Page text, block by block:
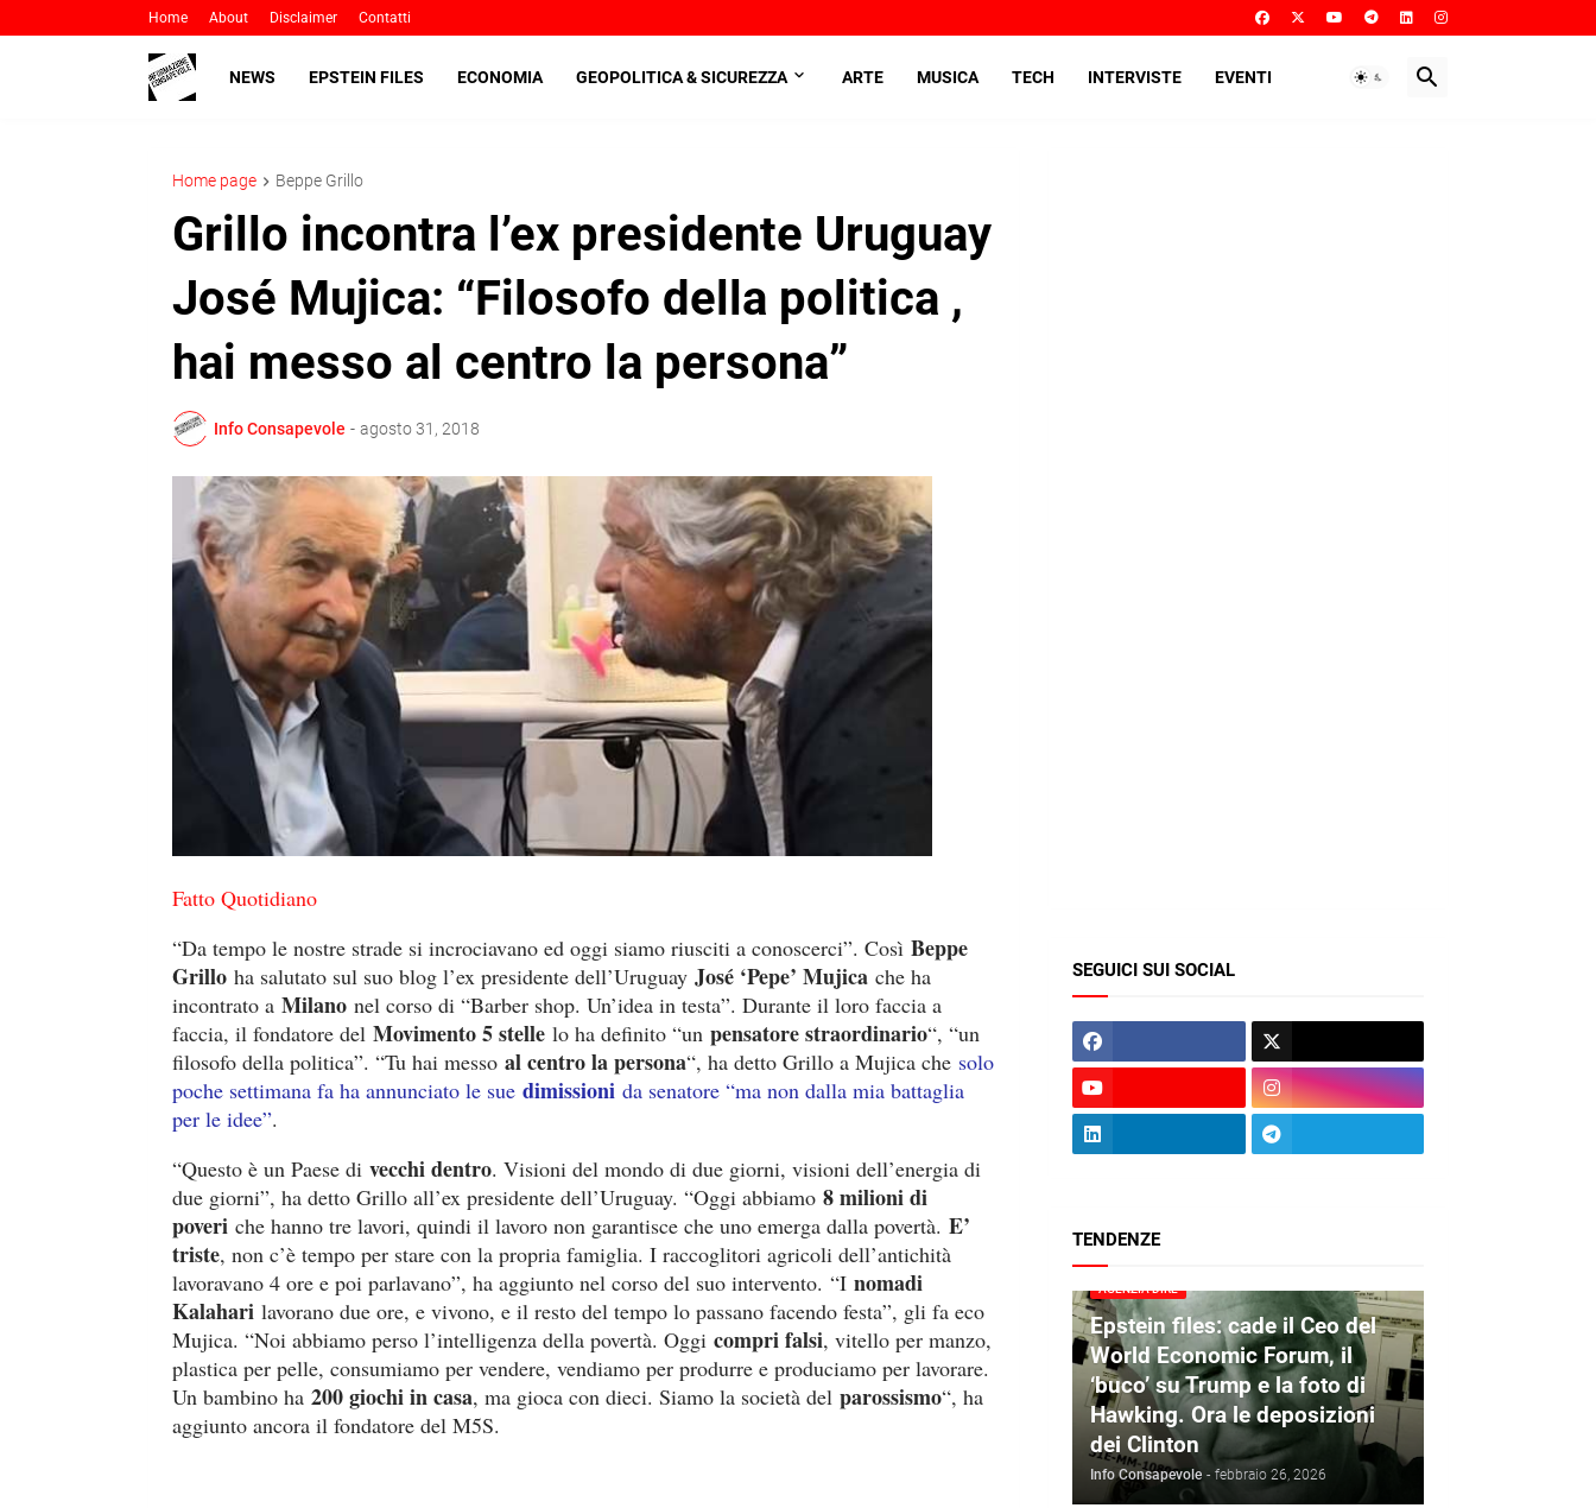
Home About Disclaimer Contatti
NEWS EPSTEIN FILES ECONOMIA GEOPOLITICA & SICUREZZA ARTE MUSICA TECH INTERVISTE EVENTI
Home page Beppe Grillo
Grillo incontra l’ex presidente Uruguay
José Mujica: “Filosofo della politica ,
hai messo al centro la persona”
Info Consapevole - agosto 31, 2018
Fatto Quotidiano
“Da tempo le nostre strade si incrociavano ed oggi siamo riusciti a conoscerci”. Così Beppe
Grillo ha salutato sul suo blog l’ex presidente dell’Uruguay José ‘Pepe’ Mujica che ha
incontrato a Milano nel corso di “Barber shop. Un’idea in testa”. Durante il loro faccia a
faccia, il fondatore del Movimento 5 stelle lo ha definito “un pensatore straordinario“, “un
filosofo della politica”. “Tu hai messo al centro la persona“, ha detto Grillo a Mujica che solo
poche settimana fa ha annunciato le sue dimissioni da senatore “ma non dalla mia battaglia
per le idee”.
“Questo è un Paese di vecchi dentro. Visioni del mondo di due giorni, visioni dell’energia di
due giorni”, ha detto Grillo all’ex presidente dell’Uruguay. “Oggi abbiamo 8 milioni di
poveri che hanno tre lavori, quindi il lavoro non garantisce che uno emerga dalla povertà. E’
triste, non c’è tempo per stare con la propria famiglia. I raccoglitori agricoli dell’antichità
lavoravano 4 ore e poi parlavano”, ha aggiunto nel corso del suo intervento. “I nomadi
Kalahari lavorano due ore, e vivono, e il resto del tempo lo passano facendo festa”, gli fa eco
Mujica. “Noi abbiamo perso l’intelligenza della povertà. Oggi compri falsi, vitello per manzo,
plastica per pelle, consumiamo per vendere, vendiamo per produrre e produciamo per lavorare.
Un bambino ha 200 giochi in casa, ma gioca con dieci. Siamo la società del parossismo“, ha
aggiunto ancora il fondatore del M5S.
SEGUICI SUI SOCIAL
TENDENZE
AGENZIA DIRE
Epstein files: cade il Ceo del
World Economic Forum, il
‘buco’ su Trump e la foto di
Hawking. Ora le deposizioni
dei Clinton
Info Consapevole - febbraio 26, 2026